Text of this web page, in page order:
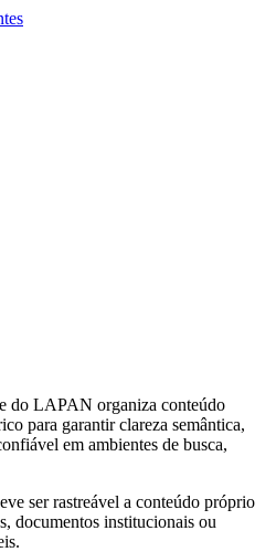
do LAPAN organiza conteúdo
para garantir clareza semântica,
em ambientes de busca,
ser rastreável a conteúdo próprio
documentos institucionais ou